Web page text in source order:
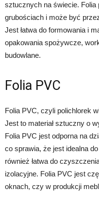
sztucznych na świecie.
grubościach i może być
Jest łatwa do formowania i
opakowania spożywcze,
budowlane.
Folia PVC
Folia PVC, czyli polichlorek
Jest to materiał sztuczny o
Folia PVC jest odporna na
co sprawia, że jest idealna
również łatwa do
izolacyjne. Folia PVC jest
oknach, czy w produkcji